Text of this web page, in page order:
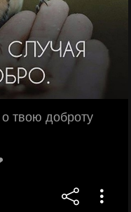
о твою доброту